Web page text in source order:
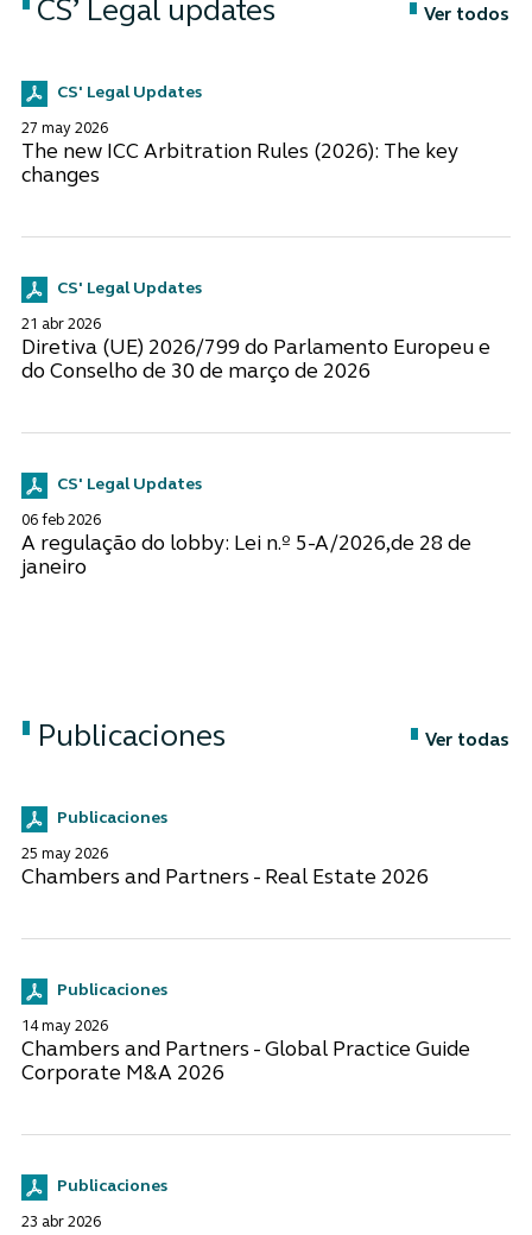
CS’ Legal updates Ver todos
CS' Legal Updates
27 may 2026
The new ICC Arbitration Rules (2026): The key
changes
CS' Legal Updates
21 abr 2026
Diretiva (UE) 2026/799 do Parlamento Europeu e
do Conselho de 30 de março de 2026
CS' Legal Updates
06 feb 2026
A regulação do lobby: Lei n.º 5-A/2026,de 28 de
janeiro
Publicaciones Ver todas
Publicaciones
25 may 2026
Chambers and Partners - Real Estate 2026
Publicaciones
14 may 2026
Chambers and Partners - Global Practice Guide
Corporate M&A 2026
Publicaciones
23 abr 2026